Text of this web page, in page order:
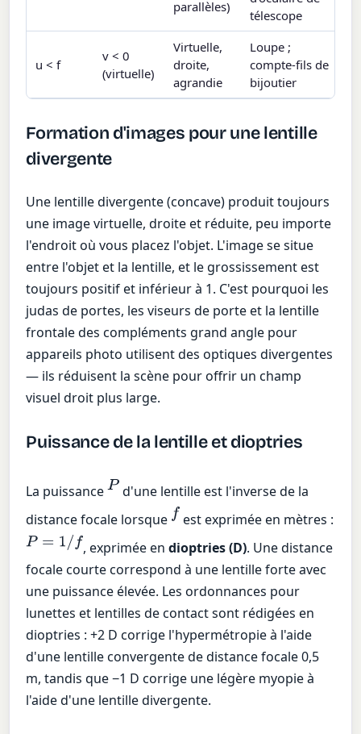
parallèles)
télescope
u < f
v < 0
(virtuelle)
Virtuelle,
droite,
agrandie
Loupe ;
compte-fils de
bijoutier
Formation d'images pour une lentille
divergente
Une lentille divergente (concave) produit toujours
une image virtuelle, droite et réduite, peu importe
l'endroit où vous placez l'objet. L'image se situe
entre l'objet et la lentille, et le grossissement est
toujours positif et inférieur à 1. C'est pourquoi les
judas de portes, les viseurs de porte et la lentille
frontale des compléments grand angle pour
appareils photo utilisent des optiques divergentes
— ils réduisent la scène pour offrir un champ
visuel droit plus large.
Puissance de la lentille et dioptries
La puissanceP d'une lentille est l'inverse de la
distance focale lorsque f est exprimée en mètres :
P= 1/ , exprimée en dioptries (D). Une distance
focale courte correspond à une lentille forte avec
une puissance élevée. Les ordonnances pour
lunettes et lentilles de contact sont rédigées en
dioptries : +2 D corrige l'hypermétropie à l'aide
d'une lentille convergente de distance focale 0,5
m, tandis que −1 D corrige une légère myopie à
l'aide d'une lentille divergente.